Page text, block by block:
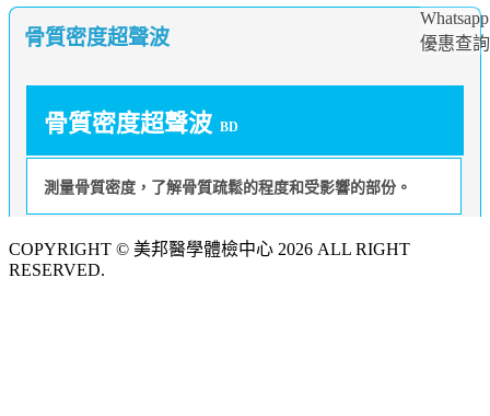
Whatsapp
優惠查詢
骨質密度超聲波
骨質密度超聲波 BD
測量骨質密度，了解骨質疏鬆的程度和受影響的部份。
COPYRIGHT © 美邦醫學體檢中心 2026 ALL RIGHT
RESERVED.